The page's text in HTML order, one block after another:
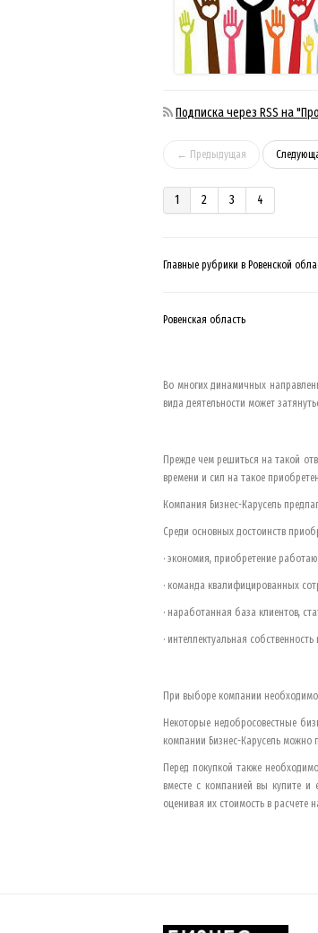
Подписка через RSS на
← Предыдущая
1 2 3 4
Главные рубрики в Ровенской
Ровенская область
Во многих динамичных
вида деятельности может
Прежде чем решиться на такой
времени и сил на такое
Компания Бизнес-Карусель
Среди основных достоинств
· экономия, приобретение
· команда квалифицированных
· наработанная база клиентов,
· интеллектуальная
При выборе компании
Некоторые недобросовестные
компании Бизнес-Карусель
Перед покупкой также
вместе с компанией вы купите и
оценивая их стоимость в